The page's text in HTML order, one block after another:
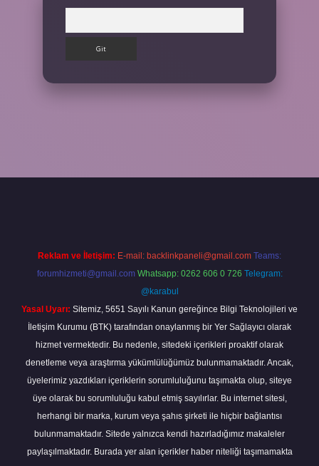
Reklam ve İletişim: E-mail: backlinkpaneli@gmail.com Teams:
forumhizmeti@gmail.com Whatsapp: 0262 606 0 726 Telegram:
@karabul
Yasal Uyarı: Sitemiz, 5651 Sayılı Kanun gereğince Bilgi Teknolojileri ve
İletişim Kurumu (BTK) tarafından onaylanmış bir Yer Sağlayıcı olarak
hizmet vermektedir. Bu nedenle, sitedeki içerikleri proaktif olarak
denetleme veya araştırma yükümlülüğümüz bulunmamaktadır. Ancak,
üyelerimiz yazdıkları içeriklerin sorumluluğunu taşımakta olup, siteye
üye olarak bu sorumluluğu kabul etmiş sayılırlar. Bu internet sitesi,
herhangi bir marka, kurum veya şahıs şirketi ile hiçbir bağlantısı
bulunmamaktadır. Sitede yalnızca kendi hazırladığımız makaleler
paylaşılmaktadır. Burada yer alan içerikler haber niteliği taşımamakta